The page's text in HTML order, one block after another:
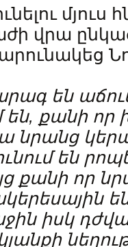
մյուս
վրա ընկած
են
քանի որ
նրանց
են
քանի որ
իսկ